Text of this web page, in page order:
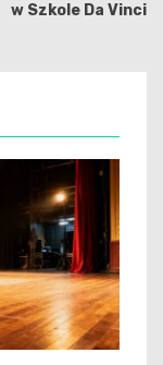
w Szkole Da Vinci